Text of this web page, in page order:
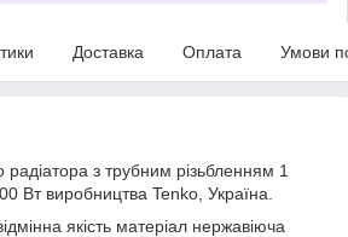
Доставка Оплата Умови
з трубним різьбленням 1
Вт виробництва Tenko, Україна.
якість матеріал нержавіюча